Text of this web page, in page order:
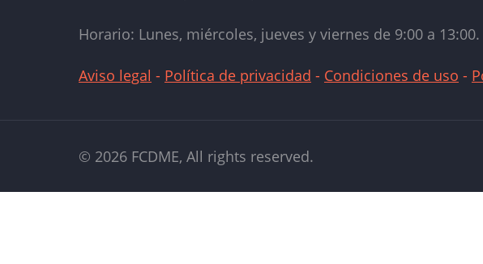
Horario: Lunes, miércoles, jueves y viernes de 9:00 a
Aviso legal - Política de privacidad - Condiciones de uso -
© 2026 FCDME, All rights reserved.